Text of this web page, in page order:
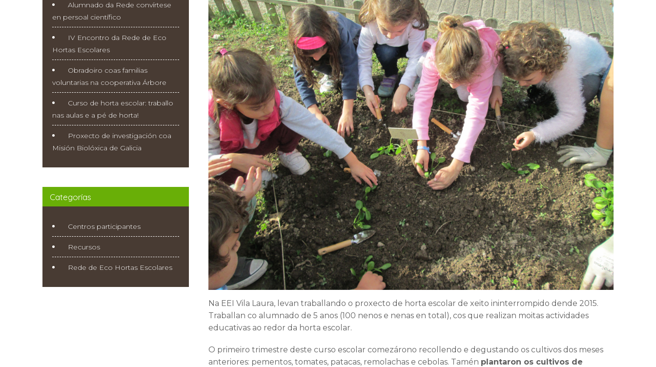
Na EEI Vila Laura, levan traballando o proxecto de horta escolar de xeito ininterrompido dende 2015.
Traballan co alumnado de 5 anos (100 nenos e nenas en total), cos que realizan moitas actividades
educativas ao redor da horta escolar.
O primeiro trimestre deste curso escolar comezárono recollendo e degustando os cultivos dos meses
anteriores: pementos, tomates, patacas, remolachas e cebolas. Tamén plantaron os cultivos de
Alumnado da Rede convírtese
en persoal científico
IV Encontro da Rede de Eco
Hortas Escolares
Obradoiro coas familias
voluntarias na cooperativa Árbore
Curso de horta escolar: traballo
nas aulas e a pé de horta!
Proxecto de investigación coa
Misión Biolóxica de Galicia
Categorías
Centros participantes
Recursos
Rede de Eco Hortas Escolares